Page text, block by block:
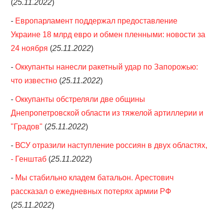
(25.11.2022)
- Европарламент поддержал предоставление
Украине 18 млрд евро и обмен пленными: новости за
24 ноября (25.11.2022)
-Оккупанты нанесли ракетный удар по Запорожью:
что известно (25.11.2022)
-Оккупанты обстреляли две общины
Днепропетровской области из тяжелой артиллерии и
"Градов" (25.11.2022)
- ВСУ отразили наступление россиян в двух областях,
- Генштаб (25.11.2022)
- Мы стабильно кладем батальон. Арестович
рассказал о ежедневных потерях армии РФ
(25.11.2022)